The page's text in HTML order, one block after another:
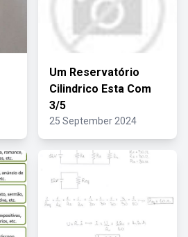
Um Reservatório
Cilindrico Esta Com
3/5
25 September 2024